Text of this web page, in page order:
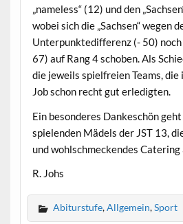
„nameless“ (12) und den
wobei sich die „Sachsen“ wegen
Unterpunktedifferenz (- 50) noch
67) auf Rang 4 schoben. Als
die jeweils spielfreien Teams,
Job schon recht gut erledigten.
Ein besonderes Dankeschön
spielenden Mädels der JST 13,
und wohlschmeckendes Catering
R. Johs
Abiturstufe,Allgemein,Sport